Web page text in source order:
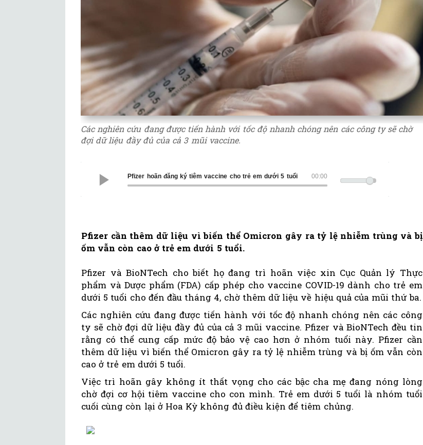
Các nghiên cứu đang được tiến hành với tốc độ nhanh chóng nên các công ty sẽ chờ
đợi dữ liệu đầy đủ của cả 3 mũi vaccine.
00:00
Pfizer hoãn đăng ký tiêm vaccine cho trẻ em dưới 5 tuổi
Pfizer cần thêm dữ liệu vì biến thể Omicron gây ra tỷ lệ nhiễm trùng và bị
ốm vẫn còn cao ở trẻ em dưới 5 tuổi.
Pfizer và BioNTech cho biết họ đang trì hoãn việc xin Cục Quản lý Thực
phẩm và Dược phẩm (FDA) cấp phép cho vaccine COVID-19 dành cho trẻ em
dưới 5 tuổi cho đến đầu tháng 4, chờ thêm dữ liệu về hiệu quả của mũi thứ ba.
Các nghiên cứu đang được tiến hành với tốc độ nhanh chóng nên các công
ty sẽ chờ đợi dữ liệu đầy đủ của cả 3 mũi vaccine. Pfizer và BioNTech đều tin
rằng có thể cung cấp mức độ bảo vệ cao hơn ở nhóm tuổi này. Pfizer cần
thêm dữ liệu vì biến thể Omicron gây ra tỷ lệ nhiễm trùng và bị ốm vẫn còn
cao ở trẻ em dưới 5 tuổi.
Việc trì hoãn gây không ít thất vọng cho các bậc cha mẹ đang nóng lòng
chờ đợi cơ hội tiêm vaccine cho con mình. Trẻ em dưới 5 tuổi là nhóm tuổi
cuối cùng còn lại ở Hoa Kỳ không đủ điều kiện để tiêm chủng.